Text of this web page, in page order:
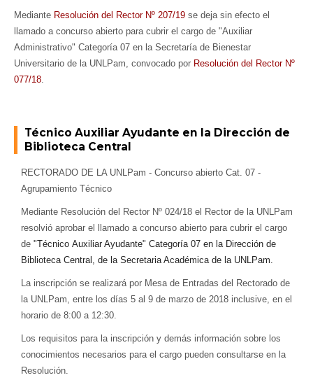
Mediante Resolución del Rector Nº 207/19 se deja sin efecto el
llamado a concurso abierto para cubrir el cargo de "Auxiliar
Administrativo" Categoría 07 en la Secretaría de Bienestar
Universitario de la UNLPam, convocado por Resolución del Rector Nº
077/18.
Técnico Auxiliar Ayudante en la Dirección de
Biblioteca Central
RECTORADO DE LA UNLPam - Concurso abierto Cat. 07 -
Agrupamiento Técnico
Mediante Resolución del Rector Nº 024/18 el Rector de la UNLPam
resolvió aprobar el llamado a concurso abierto para cubrir el cargo
de "Técnico Auxiliar Ayudante" Categoría 07 en la Dirección de
Biblioteca Central, de la Secretaria Académica de la UNLPam.
La inscripción se realizará por Mesa de Entradas del Rectorado de
la UNLPam, entre los días 5 al 9 de marzo de 2018 inclusive, en el
horario de 8:00 a 12:30.
Los requisitos para la inscripción y demás información sobre los
conocimientos necesarios para el cargo pueden consultarse en la
Resolución.